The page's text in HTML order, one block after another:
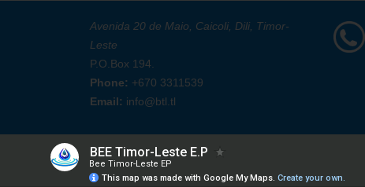
Avenida 20 de Maio, Caicoli, Dili, Timor-
Leste
P.O.Box 194.
Phone: +670 3311539
Email: info@btl.tl